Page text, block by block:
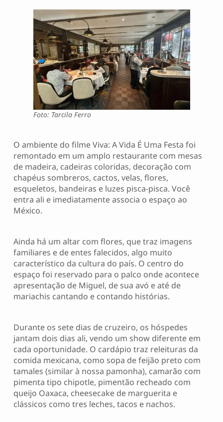
Foto: Tarcila Ferro
O ambiente do filme Viva: A Vida É Uma Festa foi
remontado em um amplo restaurante com mesas
de madeira, cadeiras coloridas, decoração com
chapéus sombreros, cactos, velas, flores,
esqueletos, bandeiras e luzes pisca-pisca. Você
entra ali e imediatamente associa o espaço ao
México.
Ainda há um altar com flores, que traz imagens
familiares e de entes falecidos, algo muito
característico da cultura do país. O centro do
espaço foi reservado para o palco onde acontece
apresentação de Miguel, de sua avó e até de
mariachis cantando e contando histórias.
Durante os sete dias de cruzeiro, os hóspedes
jantam dois dias ali, vendo um show diferente em
cada oportunidade. O cardápio traz releituras da
comida mexicana, como sopa de feijão preto com
tamales (similar à nossa pamonha), camarão com
pimenta tipo chipotle, pimentão recheado com
queijo Oaxaca, cheesecake de marguerita e
clássicos como tres leches, tacos e nachos.